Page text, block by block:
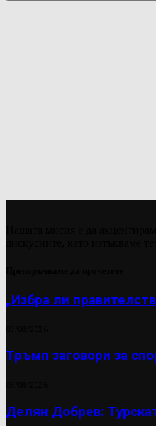
„Избра ли
Тръмп заговори за
Делян Добрев: